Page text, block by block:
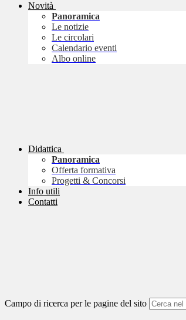
Novità
Panoramica
Le notizie
Le circolari
Calendario eventi
Albo online
Didattica
Panoramica
Offerta formativa
Progetti & Concorsi
Info utili
Contatti
Campo di ricerca per le pagine del sito